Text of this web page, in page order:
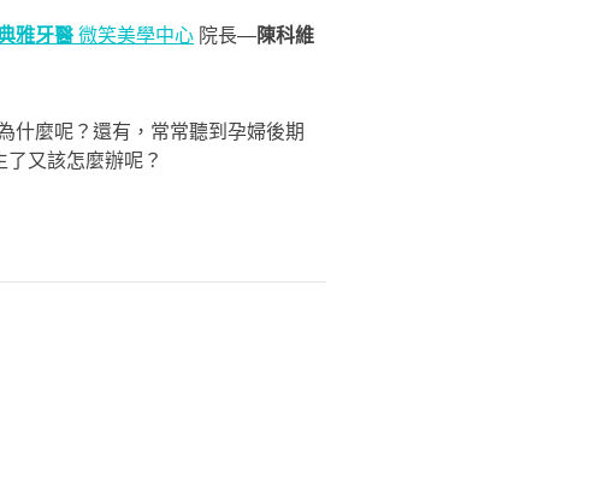
雅牙醫 微笑美學中心 院長—陳科維
什麼呢？還有，常常聽到孕婦後期
又該怎麼辦呢？